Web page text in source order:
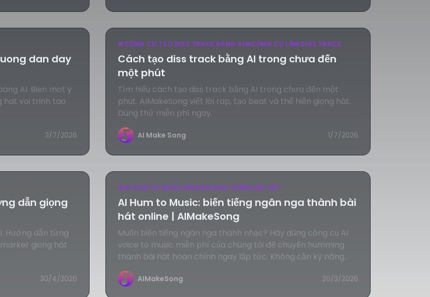
dan day
AI. Bien mot y
hat voi trinh tao
3/7/2026
#CÔNG CỤ TẠO DISS TRACK BẰNG AI#CÔNG CỤ LÀM DISS TRACK
Cách tạo diss track bằng AI trong chưa đến
một phút
Tìm hiểu cách tạo diss track bằng AI trong chưa đến một
phút. AIMakeSong viết lời rap, tạo beat và thể hiện giọng hát.
Dùng thử miễn phí ngay.
AI Make Song 1/7/2026
dẫn giọng
Hướng dẫn từng
giọng hát
30/4/2026
#AI HUM TO MUSIC#NGÂN NGA THÀNH BÀI HÁT
AI Hum to Music: biến tiếng ngân nga thành bài
hát online | AIMakeSong
Muốn biến tiếng ngân nga thành nhạc? Hãy dùng công cụ AI
voice to music miễn phí của chúng tôi để chuyển humming
thành bài hát hoàn chỉnh ngay lập tức. Không cần kỹ năng
âm nhạc.
AIMakeSong 20/3/2026